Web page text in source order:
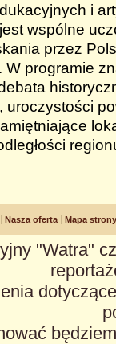
i
wspólne
przez
W programie
uroczystości
Nasza oferta Mapa strony
"Watra"